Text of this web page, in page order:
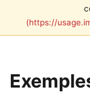
(https://